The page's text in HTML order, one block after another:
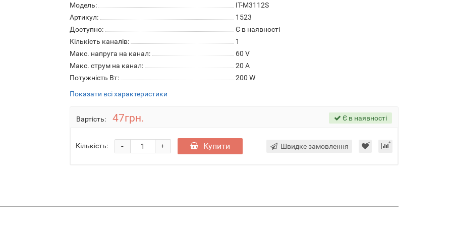
Модель:
IT-M3112S
Артикул:
1523
Доступно:
Є в наявності
Кількість каналів:
1
Макс. напруга на канал:
60 V
Макс. струм на канал:
20 A
Потужність Вт:
200 W
Показати всі характеристики
Вартість: 47грн. Є в наявності
Кількість: +
- Купити Швидке замовлення